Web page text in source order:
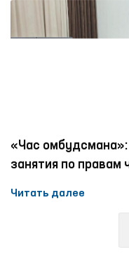
«Час
занятия по правам
Читать далее